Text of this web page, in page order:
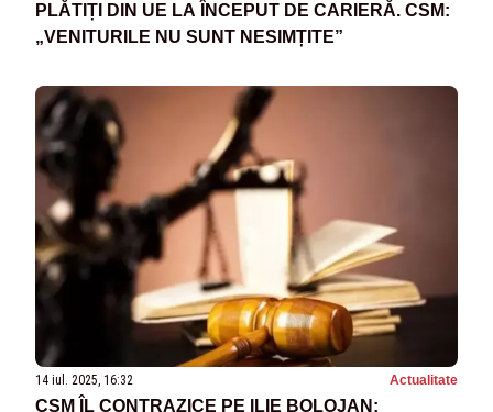
PLĂTIȚI DIN UE LA ÎNCEPUT DE CARIERĂ. CSM:
„VENITURILE NU SUNT NESIMȚITE”
14 iul. 2025, 16:32 Actualitate
CSM ÎL CONTRAZICE PE ILIE BOLOJAN: